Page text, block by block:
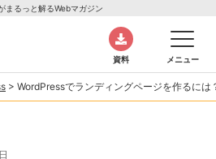
まるっと解るWebマガジン
資料 メニュー
> WordPressでランディングページを作るに